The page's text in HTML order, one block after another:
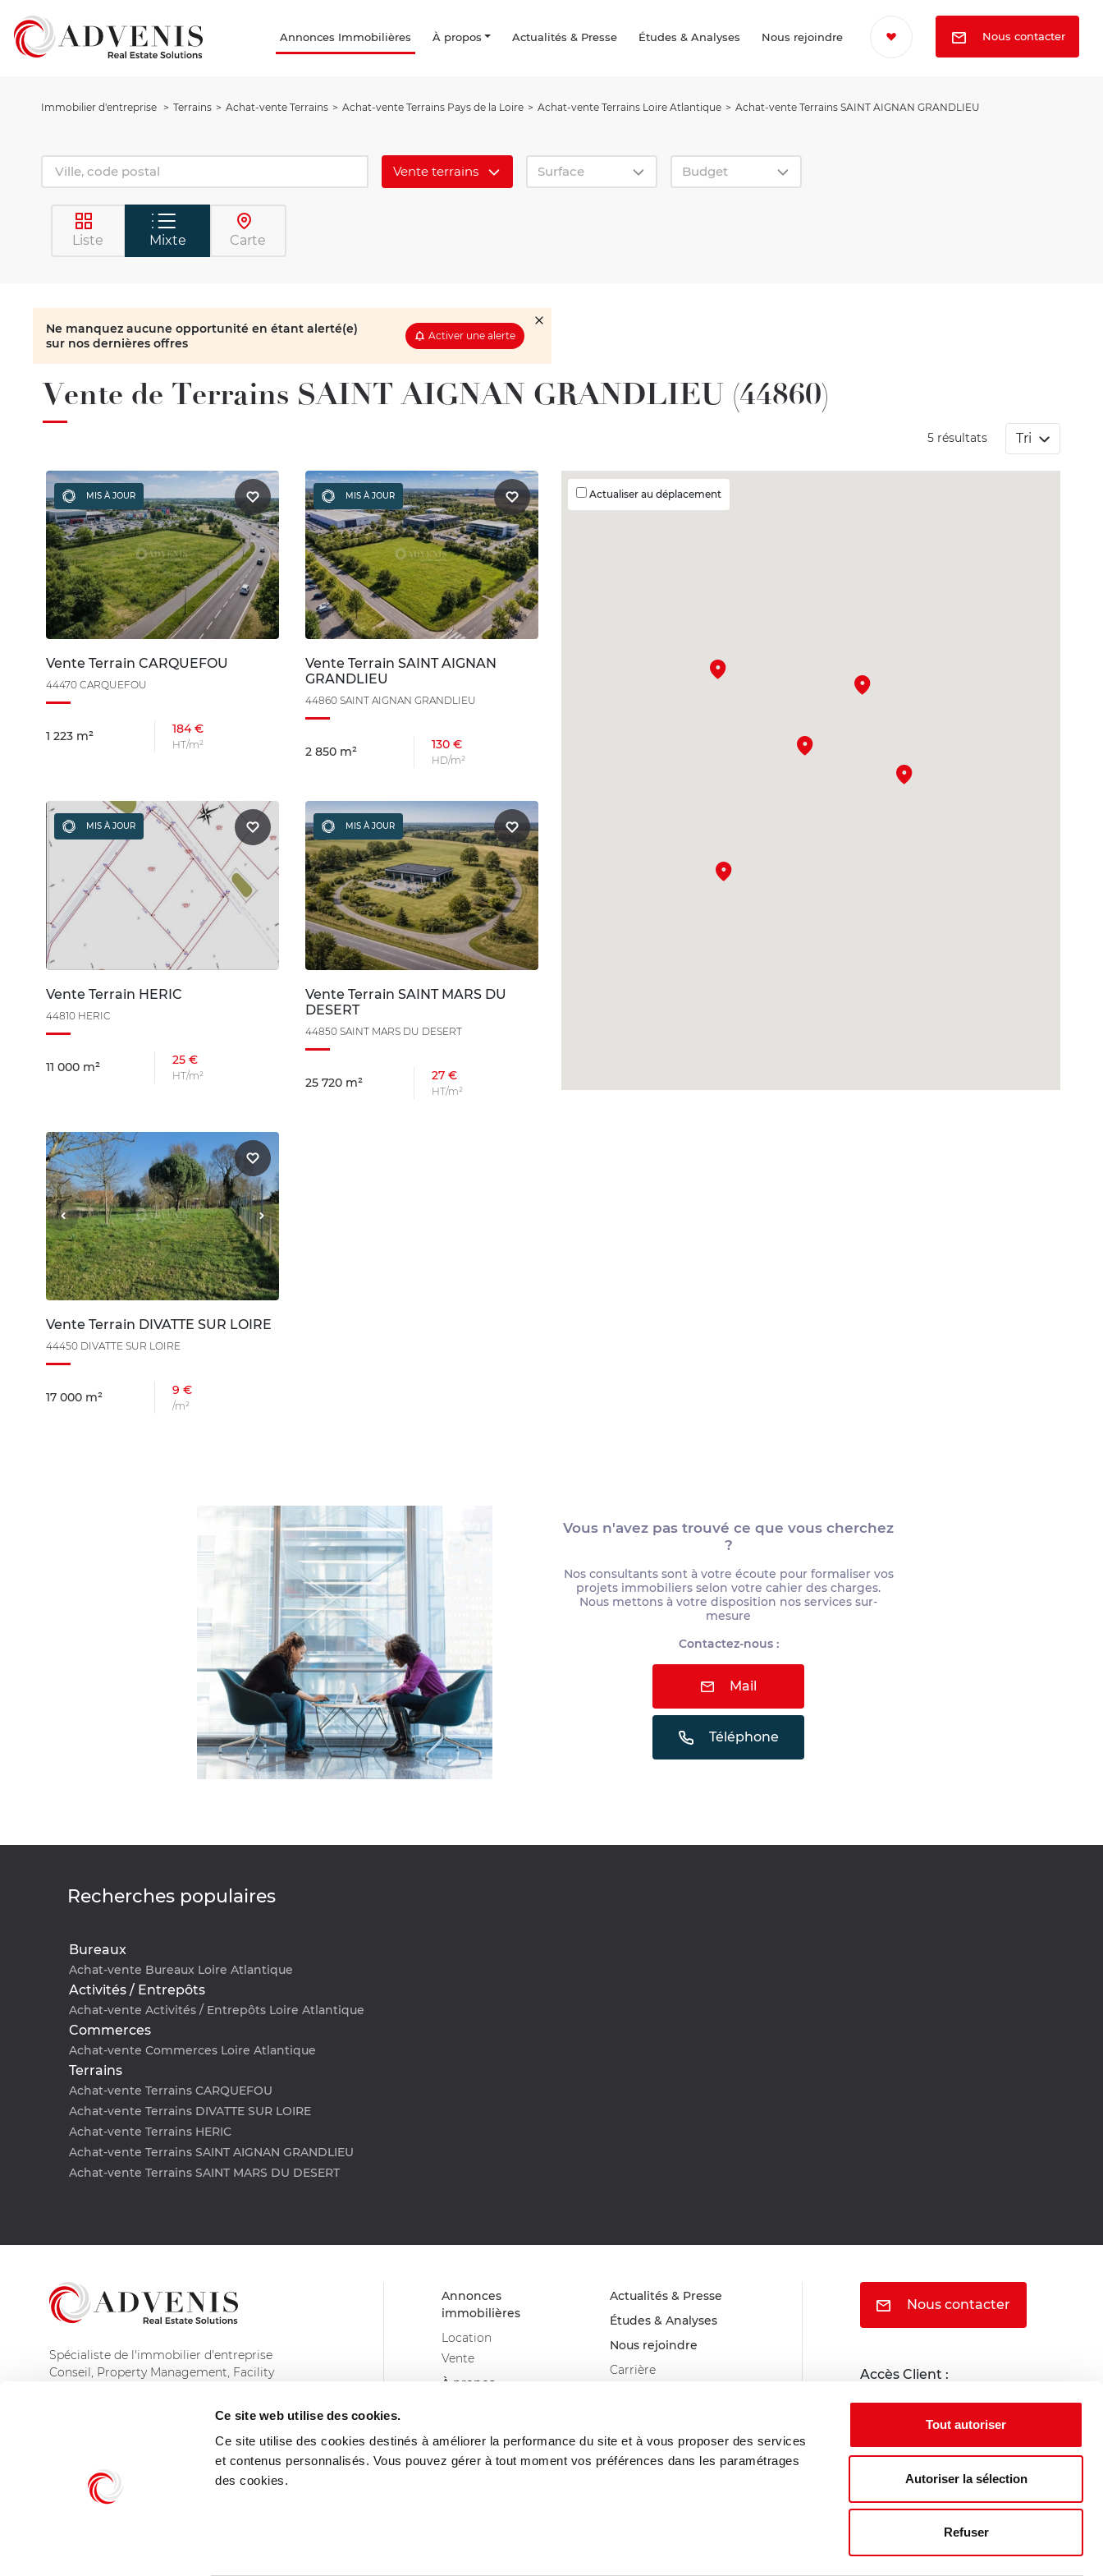
Ce site web utilise des cookies.
Ce site utilise des cookies destinés à améliorer la performance du site et à vous proposer des services
et contenus personnalisés. Vous pouvez gérer à tout moment vos préférences dans les paramétrages
des cookies.
Tout autoriser
Autoriser la sélection
Refuser
Annonces Immobilières À propos Actualités & Presse Études & Analyses Nous rejoindre Nous contacter
Immobilier d'entreprise Terrains Achat-vente Terrains Achat-vente Terrains Pays de la Loire Achat-vente Terrains Loire Atlantique Achat-vente Terrains SAINT AIGNAN GRANDLIEU
Vente terrains Surface Budget
Liste Mixte Carte
Ne manquez aucune opportunité en étant alerté(e)
sur nos dernières offres
Activer une alerte
Vente de Terrains SAINT AIGNAN GRANDLIEU (44860)
5 résultats Tri
MIS À JOUR
Vente Terrain CARQUEFOU
44470 CARQUEFOU
1 223 m² 184 €
HT/m²
MIS À JOUR
Vente Terrain SAINT AIGNAN
GRANDLIEU
44860 SAINT AIGNAN GRANDLIEU
2 850 m² 130 €
HD/m²
MIS À JOUR
Vente Terrain HERIC
44810 HERIC
11 000 m² 25 €
HT/m²
MIS À JOUR
Vente Terrain SAINT MARS DU
DESERT
44850 SAINT MARS DU DESERT
25 720 m² 27 €
HT/m²
Vente Terrain DIVATTE SUR LOIRE
44450 DIVATTE SUR LOIRE
17 000 m² 9 €
/m²
Actualiser au déplacement
Vous n'avez pas trouvé ce que vous cherchez
?
Nos consultants sont à votre écoute pour formaliser vos
projets immobiliers selon votre cahier des charges.
Nous mettons à votre disposition nos services sur-
mesure
Contactez-nous :
Mail
Téléphone
Recherches populaires
Bureaux
Achat-vente Bureaux Loire Atlantique
Activités / Entrepôts
Achat-vente Activités / Entrepôts Loire Atlantique
Commerces
Achat-vente Commerces Loire Atlantique
Terrains
Achat-vente Terrains CARQUEFOU
Achat-vente Terrains DIVATTE SUR LOIRE
Achat-vente Terrains HERIC
Achat-vente Terrains SAINT AIGNAN GRANDLIEU
Achat-vente Terrains SAINT MARS DU DESERT
Spécialiste de l'immobilier d'entreprise
Conseil, Property Management, Facility
Annonces
immobilières
Location
Vente
À propos
Nos métiers
Nos agences
Actualités & Presse
Études & Analyses
Nous rejoindre
Carrière
Nous contacter
Accès Client :
Portail locataire
Portail propriétaire